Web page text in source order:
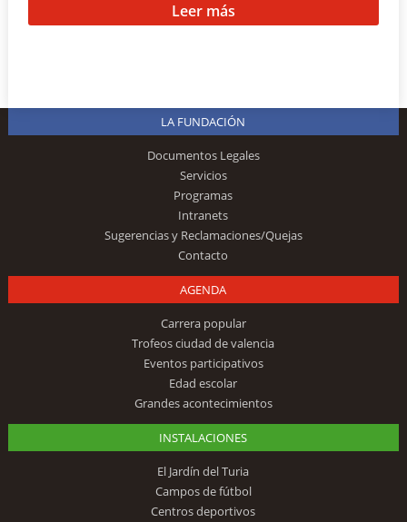
Leer más
LA FUNDACIÓN
Documentos Legales
Servicios
Programas
Intranets
Sugerencias y Reclamaciones/Quejas
Contacto
AGENDA
Carrera popular
Trofeos ciudad de valencia
Eventos participativos
Edad escolar
Grandes acontecimientos
INSTALACIONES
El Jardín del Turia
Campos de fútbol
Centros deportivos